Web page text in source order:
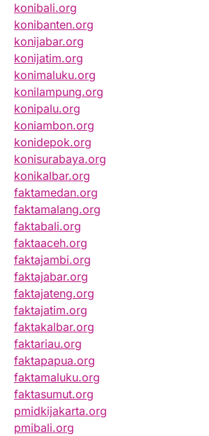
konibali.org
konibanten.org
konijabar.org
konijatim.org
konimaluku.org
konilampung.org
konipalu.org
koniambon.org
konidepok.org
konisurabaya.org
konikalbar.org
faktamedan.org
faktamalang.org
faktabali.org
faktaaceh.org
faktajambi.org
faktajabar.org
faktajateng.org
faktajatim.org
faktakalbar.org
faktariau.org
faktapapua.org
faktamaluku.org
faktasumut.org
pmidkijakarta.org
pmibali.org